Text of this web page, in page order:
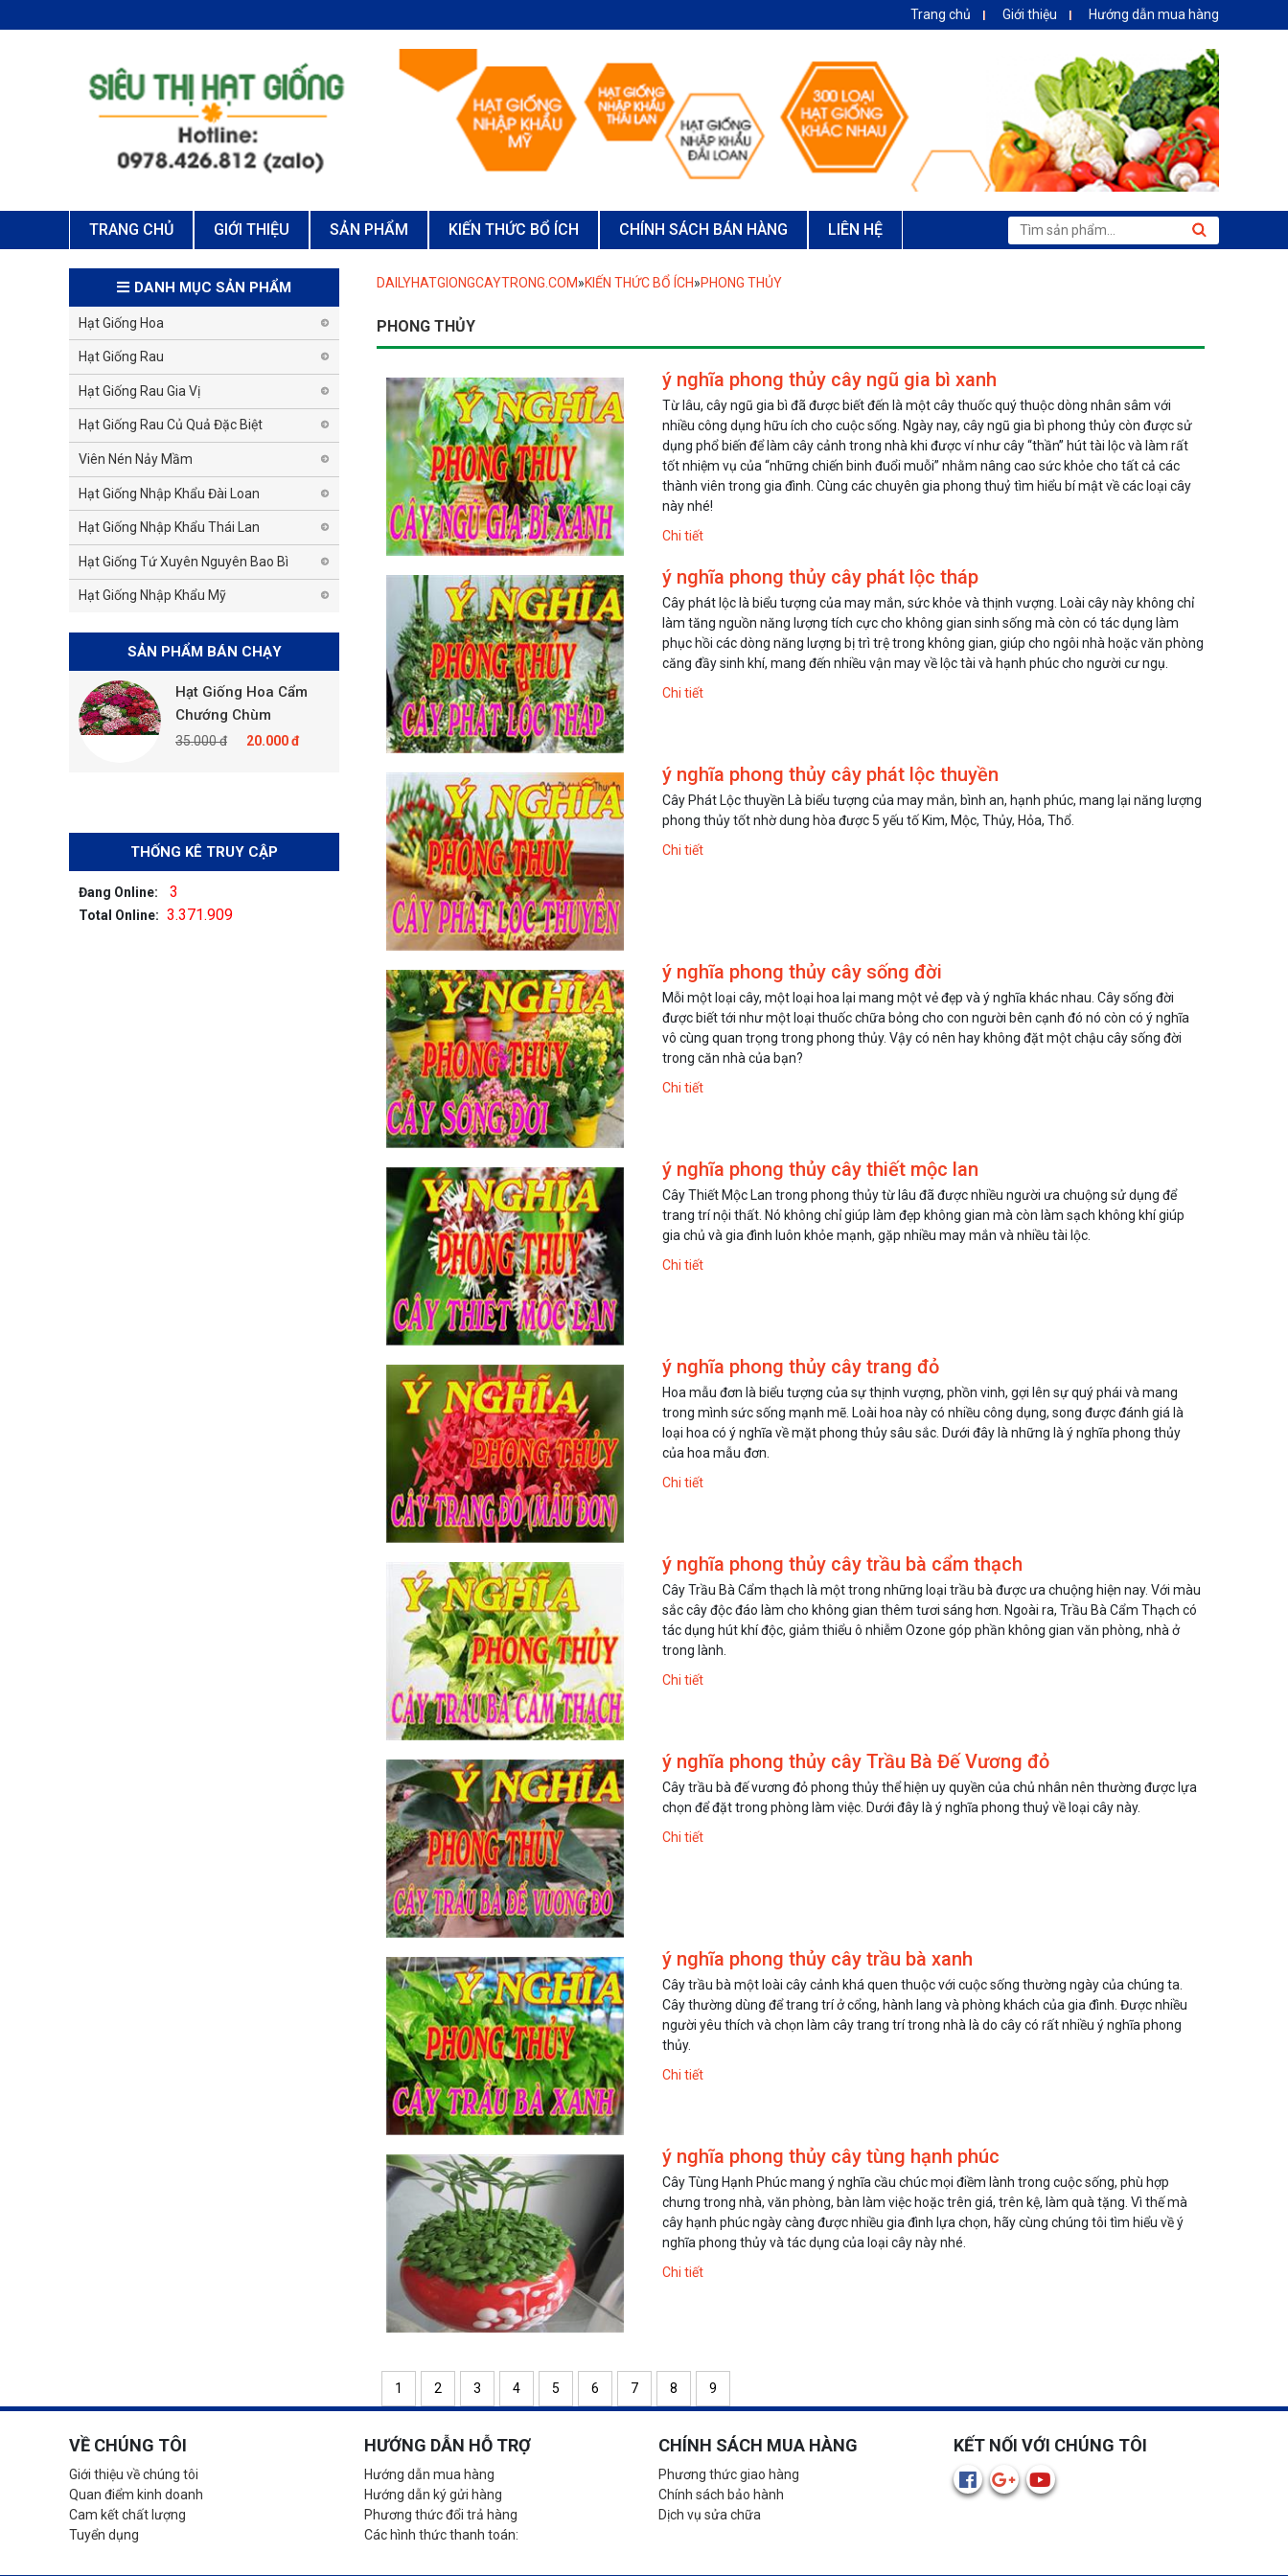
Trang chủ Giới thiệu Hướng dẫn mua hàng
TRANG CHỦ GIỚI THIỆU SẢN PHẨM KIẾN THỨC BỔ ÍCH CHÍNH SÁCH BÁN HÀNG LIÊN HỆ
DAILYHATGIONGCAYTRONG.COM»KIẾN THỨC BỔ ÍCH»PHONG THỦY
PHONG THỦY
ý nghĩa phong thủy cây ngũ gia bì xanh
Từ lâu, cây ngũ gia bì đã được biết đến là một cây thuốc quý thuộc dòng nhân sâm với
nhiều công dụng hữu ích cho cuộc sống. Ngày nay, cây ngũ gia bì phong thủy còn được sử
dụng phổ biến để làm cây cảnh trong nhà khi được ví như cây “thần” hút tài lộc và làm rất
tốt nhiệm vụ của “những chiến binh đuổi muỗi” nhằm nâng cao sức khỏe cho tất cả các
thành viên trong gia đình. Cùng các chuyên gia phong thuỷ tìm hiểu bí mật về các loại cây
này nhé!
Chi tiết
ý nghĩa phong thủy cây phát lộc tháp
Cây phát lộc là biểu tượng của may mắn, sức khỏe và thịnh vượng. Loài cây này không chỉ
làm tăng nguồn năng lượng tích cực cho không gian sinh sống mà còn có tác dụng làm
phục hồi các dòng năng lượng bị trì trệ trong không gian, giúp cho ngôi nhà hoặc văn phòng
căng đầy sinh khí, mang đến nhiều vận may về lộc tài và hạnh phúc cho người cư ngụ.
Chi tiết
ý nghĩa phong thủy cây phát lộc thuyền
Cây Phát Lộc thuyền Là biểu tượng của may mắn, bình an, hạnh phúc, mang lại năng lượng
phong thủy tốt nhờ dung hòa được 5 yếu tố Kim, Mộc, Thủy, Hỏa, Thổ.
Chi tiết
ý nghĩa phong thủy cây sống đời
Mỗi một loại cây, một loại hoa lại mang một vẻ đẹp và ý nghĩa khác nhau. Cây sống đời
được biết tới như một loại thuốc chữa bỏng cho con người bên cạnh đó nó còn có ý nghĩa
vô cùng quan trọng trong phong thủy. Vậy có nên hay không đặt một chậu cây sống đời
trong căn nhà của bạn?
Chi tiết
ý nghĩa phong thủy cây thiết mộc lan
Cây Thiết Mộc Lan trong phong thủy từ lâu đã được nhiều người ưa chuộng sử dụng để
trang trí nội thất. Nó không chỉ giúp làm đẹp không gian mà còn làm sạch không khí giúp
gia chủ và gia đình luôn khỏe mạnh, gặp nhiều may mắn và nhiều tài lộc.
Chi tiết
ý nghĩa phong thủy cây trang đỏ
Hoa mẫu đơn là biểu tượng của sự thịnh vượng, phồn vinh, gợi lên sự quý phái và mang
trong mình sức sống mạnh mẽ. Loài hoa này có nhiều công dụng, song được đánh giá là
loại hoa có ý nghĩa về mặt phong thủy sâu sắc. Dưới đây là những là ý nghĩa phong thủy
của hoa mẫu đơn.
Chi tiết
ý nghĩa phong thủy cây trầu bà cẩm thạch
Cây Trầu Bà Cẩm thạch là một trong những loại trầu bà được ưa chuộng hiện nay. Với màu
sắc cây độc đáo làm cho không gian thêm tươi sáng hơn. Ngoài ra, Trầu Bà Cẩm Thạch có
tác dụng hút khí độc, giảm thiểu ô nhiễm Ozone góp phần không gian văn phòng, nhà ở
trong lành.
Chi tiết
ý nghĩa phong thủy cây Trầu Bà Đế Vương đỏ
Cây trầu bà đế vương đỏ phong thủy thể hiện uy quyền của chủ nhân nên thường được lựa
chọn để đặt trong phòng làm việc. Dưới đây là ý nghĩa phong thuỷ về loại cây này.
Chi tiết
ý nghĩa phong thủy cây trầu bà xanh
Cây trầu bà một loài cây cảnh khá quen thuộc với cuộc sống thường ngày của chúng ta.
Cây thường dùng để trang trí ở cổng, hành lang và phòng khách của gia đình. Được nhiều
người yêu thích và chọn làm cây trang trí trong nhà là do cây có rất nhiều ý nghĩa phong
thủy.
Chi tiết
ý nghĩa phong thủy cây tùng hạnh phúc
Cây Tùng Hạnh Phúc mang ý nghĩa cầu chúc mọi điềm lành trong cuộc sống, phù hợp
chưng trong nhà, văn phòng, bàn làm việc hoặc trên giá, trên kệ, làm quà tặng. Vì thế mà
cây hạnh phúc ngày càng được nhiều gia đình lựa chọn, hãy cùng chúng tôi tìm hiểu về ý
nghĩa phong thủy và tác dụng của loại cây này nhé.
Chi tiết
1 2 3 4 5 6 7 8 9
DANH MỤC SẢN PHẨM
Hạt Giống Hoa
Hạt Giống Rau
Hạt Giống Rau Gia Vị
Hạt Giống Rau Củ Quả Đặc Biệt
Viên Nén Nảy Mầm
Hạt Giống Nhập Khẩu Đài Loan
Hạt Giống Nhập Khẩu Thái Lan
Hạt Giống Tứ Xuyên Nguyên Bao Bì
Hạt Giống Nhập Khẩu Mỹ
SẢN PHẨM BÁN CHẠY
Hạt Giống Hoa Cẩm
Chướng Chùm
Hạt Giống Cải Thảo
20.000 đ
Hạt Giống Thì Là Bốn
Mùa
25.000 đ 15.000 đ
THỐNG KÊ TRUY CẬP
Đang Online: 3
Total Online: 3.371.909
VỀ CHÚNG TÔI
Giới thiệu về chúng tôi
Quan điểm kinh doanh
Cam kết chất lượng
Tuyển dụng
HƯỚNG DẪN HỖ TRỢ
Hướng dẫn mua hàng
Hướng dẫn ký gửi hàng
Phương thức đổi trả hàng
Các hình thức thanh toán:
CHÍNH SÁCH MUA HÀNG
Phương thức giao hàng
Chính sách bảo hành
Dịch vụ sửa chữa
KẾT NỐI VỚI CHÚNG TÔI